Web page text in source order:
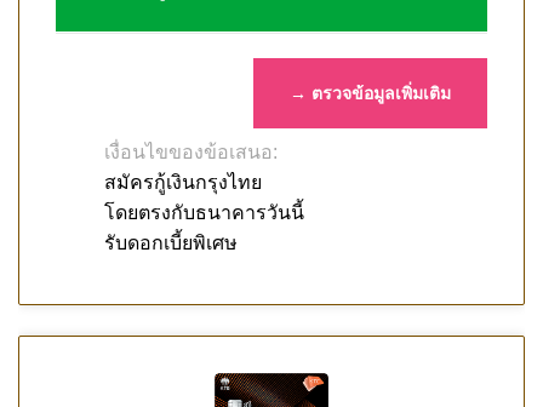
→ ตรวจข้อมูลเพิ่มเติม
เงื่อนไขของข้อเสนอ:
สมัครกู้เงินกรุงไทย
โดยตรงกับธนาคารวันนี้
รับดอกเบี้ยพิเศษ